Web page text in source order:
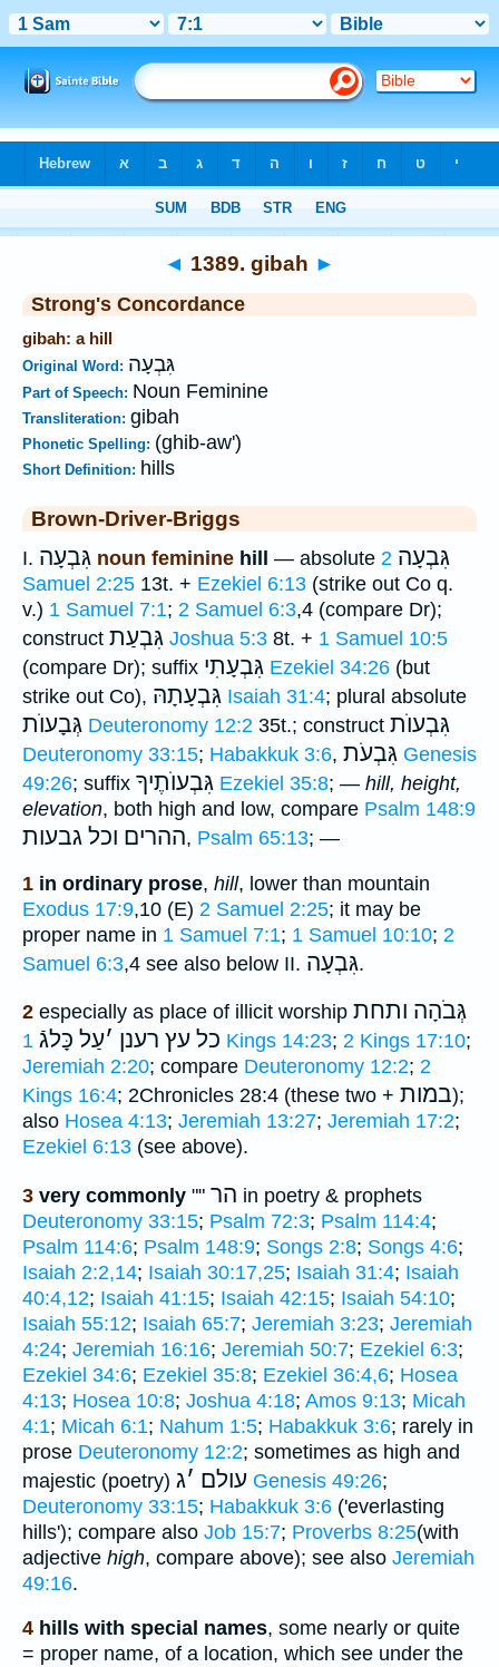
◄ 1389. gibah ►
Strong's Concordance
gibah: a hill
Original Word: גִּבְעָה
Part of Speech: Noun Feminine
Transliteration: gibah
Phonetic Spelling: (ghib-aw')
Short Definition: hills
Brown-Driver-Briggs
I. גִּבְעָה noun feminine hill — absolute גִּבְעָה 2
Samuel 2:25 13t. + Ezekiel 6:13 (strike out Co q.
v.) 1 Samuel 7:1; 2 Samuel 6:3,4 (compare Dr);
construct גִּבְעַת Joshua 5:3 8t. + 1 Samuel 10:5
(compare Dr); suffix גִּבְעָתִי Ezekiel 34:26 (but
strike out Co), גִּבְעָתָהּ Isaiah 31:4; plural absolute
גְּבָעוֺת Deuteronomy 12:2 35t.; construct גִּבְעוֺת
Deuteronomy 33:15; Habakkuk 3:6, גִּבְעֹת Genesis
49:26; suffix גִּבְעוֺתֶיךָ Ezekiel 35:8; — hill, height,
elevation, both high and low, compare Psalm 148:9
ההרים וכל גבעות, Psalm 65:13; —
1 in ordinary prose, hill, lower than mountain
Exodus 17:9,10 (E) 2 Samuel 2:25; it may be
proper name in 1 Samuel 7:1; 1 Samuel 10:10; 2
Samuel 6:3,4 see also below II. גִּבְעָה.
2 especially as place of illicit worship גְּבֹהָה ותחת
כל עץ רענן ׳עַל כָּלגֿ 1 Kings 14:23; 2 Kings 17:10;
Jeremiah 2:20; compare Deuteronomy 12:2; 2
Kings 16:4; 2Chronicles 28:4 (these two + במות);
also Hosea 4:13; Jeremiah 13:27; Jeremiah 17:2;
Ezekiel 6:13 (see above).
3 very commonly "" הר in poetry & prophets
Deuteronomy 33:15; Psalm 72:3; Psalm 114:4;
Psalm 114:6; Psalm 148:9; Songs 2:8; Songs 4:6;
Isaiah 2:2,14; Isaiah 30:17,25; Isaiah 31:4; Isaiah
40:4,12; Isaiah 41:15; Isaiah 42:15; Isaiah 54:10;
Isaiah 55:12; Isaiah 65:7; Jeremiah 3:23; Jeremiah
4:24; Jeremiah 16:16; Jeremiah 50:7; Ezekiel 6:3;
Ezekiel 34:6; Ezekiel 35:8; Ezekiel 36:4,6; Hosea
4:13; Hosea 10:8; Joshua 4:18; Amos 9:13; Micah
4:1; Micah 6:1; Nahum 1:5; Habakkuk 3:6; rarely in
prose Deuteronomy 12:2; sometimes as high and
majestic (poetry)
עולם ׳ג Genesis 49:26;
Deuteronomy 33:15; Habakkuk 3:6 ('everlasting
hills'); compare also Job 15:7; Proverbs 8:25(with
adjective high, compare above); see also Jeremiah
49:16.
4 hills with special names, some nearly or quite
= proper name, of a location, which see under the